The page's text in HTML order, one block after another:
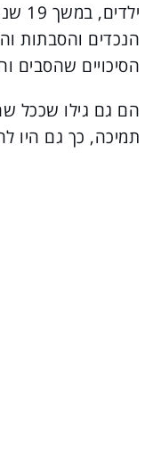
הנכדים והסבתות
הסיכויים שהסבים
הם גם גילו שככל
תמיכה, כך גם היו